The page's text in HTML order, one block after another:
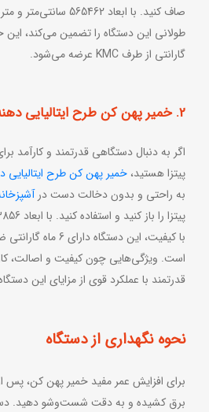
صاف کنید. با ابعاد
گارانتی از طرف KMC عرضه می‌شود.
2. خمیر پهن کن طرح ایتالیایی دهنه 30 شرکت KMC:
اگر به دنبال دستگاهی قدرتمند و کارآمد
پیتزا هستید، خمیر پهن کن طرح ایتالیایی
به راحتی و بدون دخالت دست در
است. ویژگی‌هایی چون کیفیت و اصالت،
قدرتمند با عملکرد قوی از مزایای این
نحوه نگهداری از دستگاه
برای افزایش عمر مفید خمیر پهن کن، پس از
برق کشیده و به دقت شست‌وشو دهید.